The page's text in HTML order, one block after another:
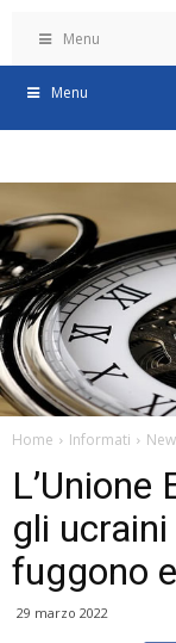
Menu
Menu
Home Informati
L’Unione
gli
fuggono
29 marzo 2022